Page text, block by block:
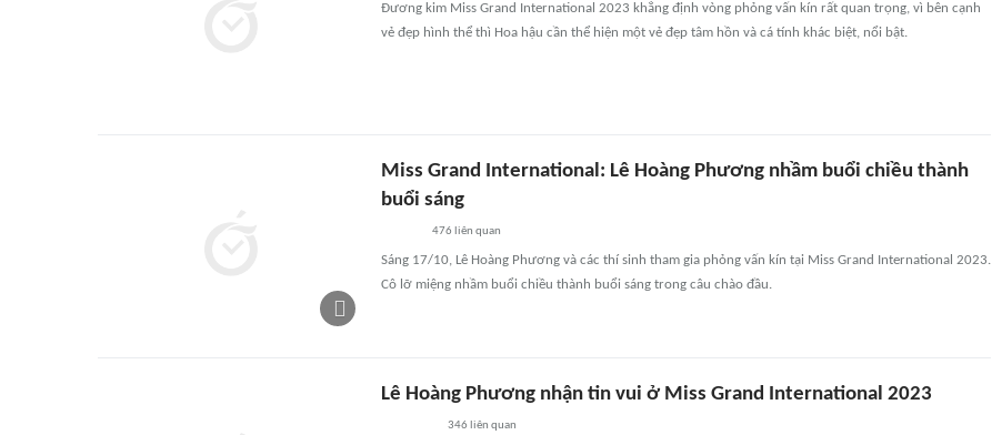
Đương kim Miss Grand International 2023 khẳng định vòng phỏng vấn kín rất quan trọng, vì bên cạnh
vẻ đẹp hình thể thì Hoa hậu cần thể hiện một vẻ đẹp tâm hồn và cá tính khác biệt, nổi bật.
Miss Grand International: Lê Hoàng Phương nhầm buổi chiều thành
buổi sáng
476 liên quan
Sáng 17/10, Lê Hoàng Phương và các thí sinh tham gia phỏng vấn kín tại Miss Grand International 2023.
Cô lỡ miệng nhầm buổi chiều thành buổi sáng trong câu chào đầu.
Lê Hoàng Phương nhận tin vui ở Miss Grand International 2023
346 liên quan